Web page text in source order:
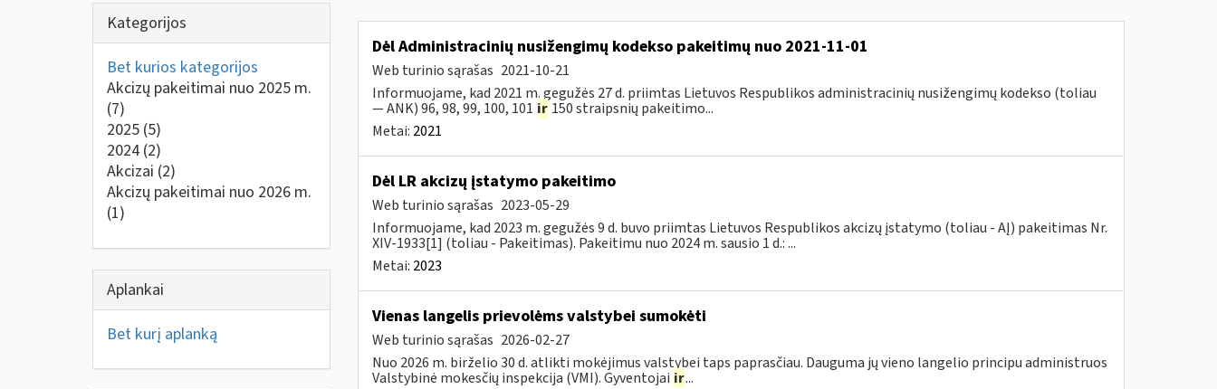
Kategorijos
Bet kurios kategorijos
Akcizų pakeitimai nuo 2025 m.
(7)
2025 (5)
2024 (2)
Akcizai (2)
Akcizų pakeitimai nuo 2026 m.
(1)
Aplankai
Bet kurį aplanką
Dėl Administracinių nusižengimų kodekso pakeitimų nuo 2021-11-01
Web turinio sąrašas 2021-10-21
Informuojame, kad 2021 m. gegužės 27 d. priimtas Lietuvos Respublikos administracinių nusižengimų kodekso (toliau
— ANK) 96, 98, 99, 100, 101 ir 150 straipsnių pakeitimo...
Metai: 2021
Dėl LR akcizų įstatymo pakeitimo
Web turinio sąrašas 2023-05-29
Informuojame, kad 2023 m. gegužės 9 d. buvo priimtas Lietuvos Respublikos akcizų įstatymo (toliau - AĮ) pakeitimas Nr.
XIV-1933[1] (toliau - Pakeitimas). Pakeitimu nuo 2024 m. sausio 1 d.: ...
Metai: 2023
Vienas langelis prievolėms valstybei sumokėti
Web turinio sąrašas 2026-02-27
Nuo 2026 m. birželio 30 d. atlikti mokėjimus valstybei taps paprasčiau. Dauguma jų vieno langelio principu administruos
Valstybinė mokesčių inspekcija (VMI). Gyventojai ir...